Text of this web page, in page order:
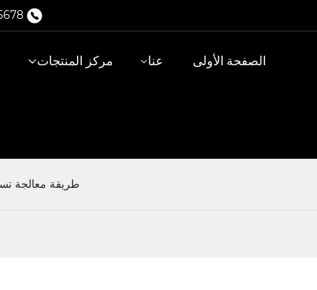
الصفحة الأولى عنا مركز المنتجات
طريقة معالجة